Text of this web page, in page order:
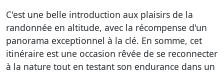
C'est une belle introduction aux plaisirs de la
randonnée en altitude, avec la récompense d'un
panorama exceptionnel à la clé. En somme, cet
itinéraire est une occasion rêvée de se reconnecter
à la nature tout en testant son endurance dans un